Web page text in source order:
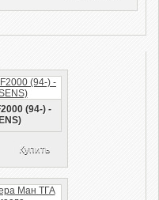
(94-) -
Купить